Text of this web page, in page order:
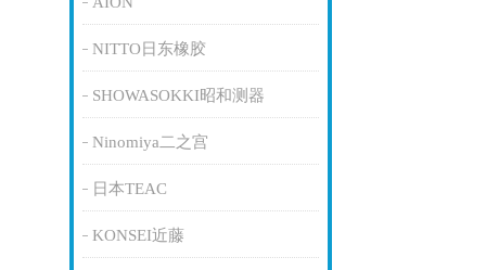
NITTO日东橡胶
SHOWASOKKI昭和测器
Ninomiya二之宫
日本TEAC
KONSEI近藤